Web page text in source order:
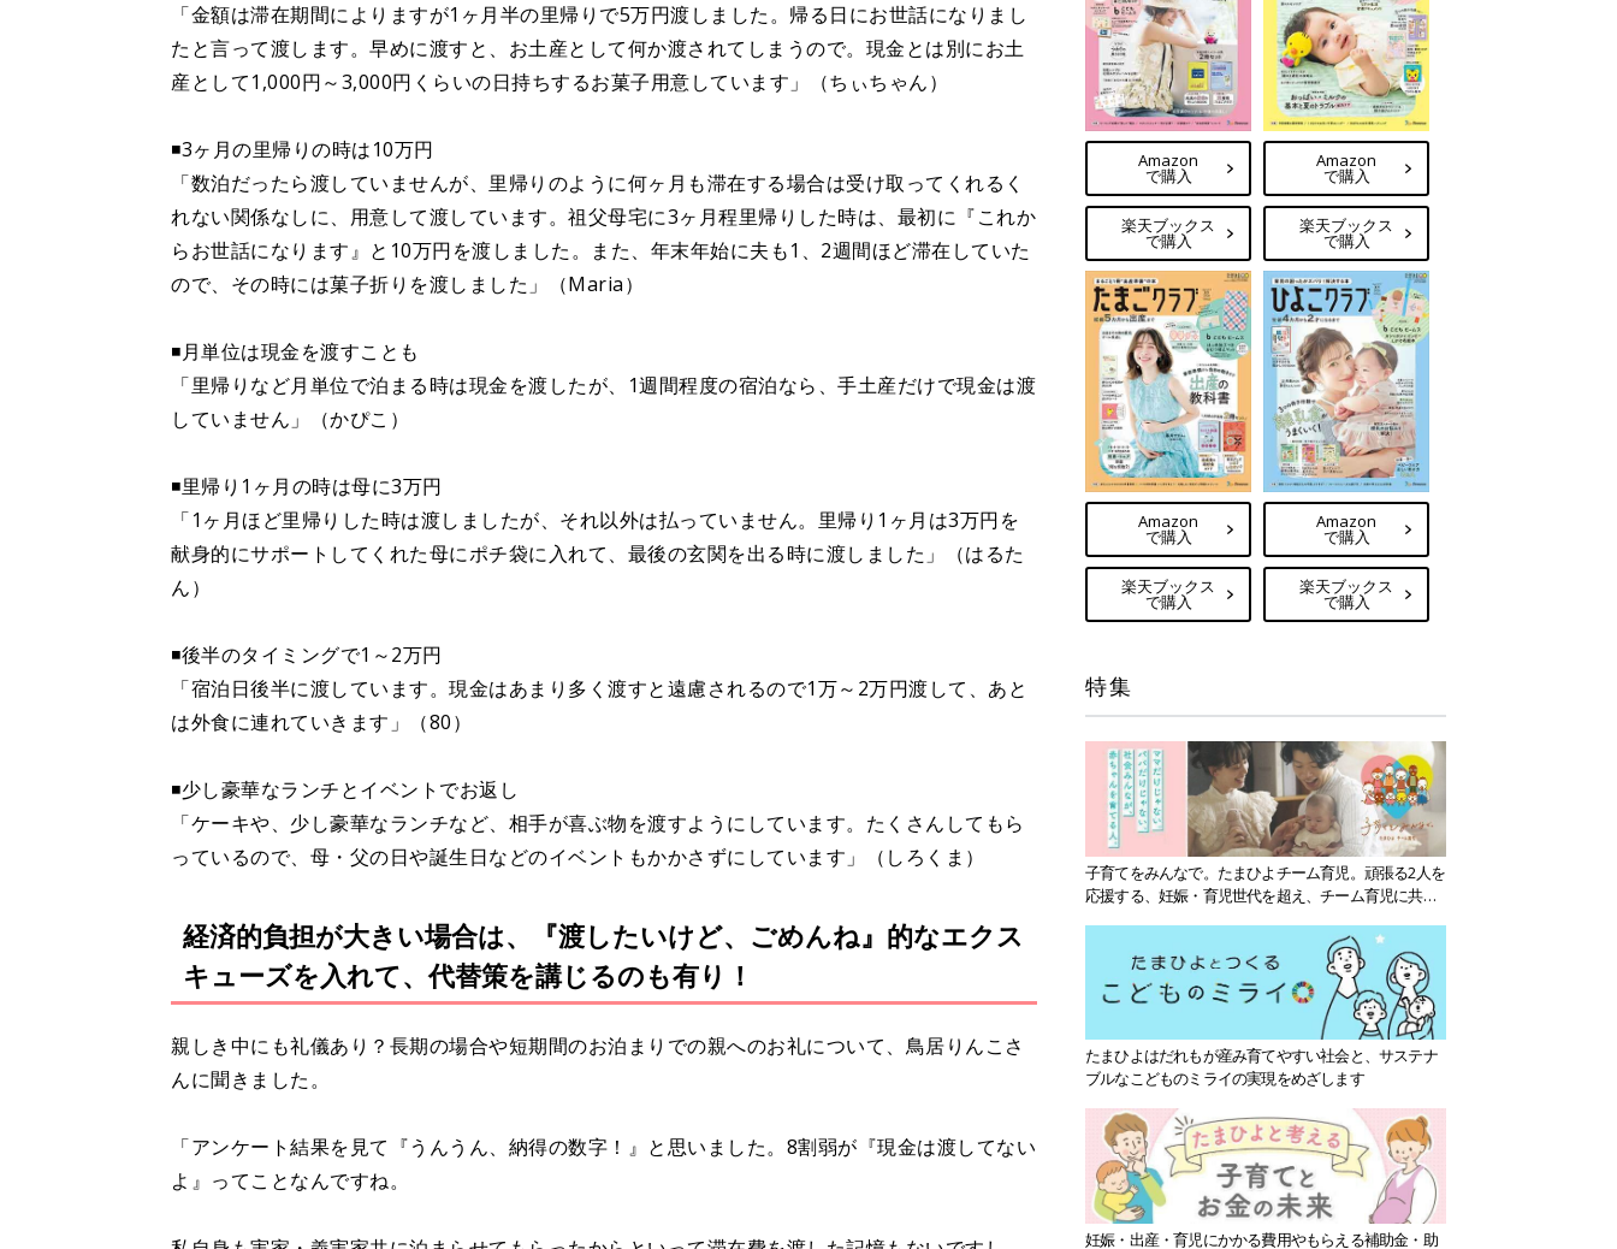
「金額は滞在期間によりますが1ヶ月半の里帰りで5万円渡しました。帰る日にお世話になりまし
たと言って渡します。早めに渡すと、お土産として何か渡されてしまうので。現金とは別にお土
産として1,000円～3,000円くらいの日持ちするお菓子用意しています」（ちぃちゃん）
◾️3ヶ月の里帰りの時は10万円
「数泊だったら渡していませんが、里帰りのように何ヶ月も滞在する場合は受け取ってくれるく
れない関係なしに、用意して渡しています。祖父母宅に3ヶ月程里帰りした時は、最初に『これか
らお世話になります』と10万円を渡しました。また、年末年始に夫も1、2週間ほど滞在していた
ので、その時には菓子折りを渡しました」（Maria）
◾️月単位は現金を渡すことも
「里帰りなど月単位で泊まる時は現金を渡したが、1週間程度の宿泊なら、手土産だけで現金は渡
していません」（かぴこ）
◾️里帰り1ヶ月の時は母に3万円
「1ヶ月ほど里帰りした時は渡しましたが、それ以外は払っていません。里帰り1ヶ月は3万円を
献身的にサポートしてくれた母にポチ袋に入れて、最後の玄関を出る時に渡しました」（はるた
ん）
◾️後半のタイミングで1～2万円
「宿泊日後半に渡しています。現金はあまり多く渡すと遠慮されるので1万～2万円渡して、あと
は外食に連れていきます」（80）
◾️少し豪華なランチとイベントでお返し
「ケーキや、少し豪華なランチなど、相手が喜ぶ物を渡すようにしています。たくさんしてもら
っているので、母・父の日や誕生日などのイベントもかかさずにしています」（しろくま）
経済的負担が大きい場合は、『渡したいけど、ごめんね』的なエクス
キューズを入れて、代替策を講じるのも有り！
親しき中にも礼儀あり？長期の場合や短期間のお泊まりでの親へのお礼について、鳥居りんこさ
んに聞きました。
「アンケート結果を見て『うんうん、納得の数字！』と思いました。8割弱が『現金は渡してない
よ』ってことなんですね。
Amazon
で購入
楽天ブックス
で購入
Amazon
で購入
楽天ブックス
で購入
Amazon
で購入
楽天ブックス
で購入
Amazon
で購入
楽天ブックス
で購入
特集
子育てをみんなで。たまひよチーム育児。頑張る2人を
応援する、妊娠・育児世代を超え、チーム育児に共感
たまひよはだれもが産み育てやすい社会と、サステナ
ブルなこどものミライの実現をめざします
妊娠・出産・育児にかかる費用やもらえる補助金・助